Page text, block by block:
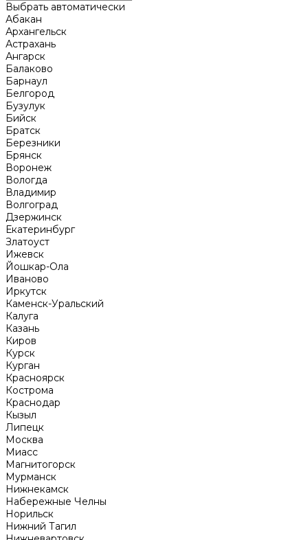
Выбрать автоматически
Абакан
Архангельск
Астрахань
Ангарск
Балаково
Барнаул
Белгород
Бузулук
Бийск
Братск
Березники
Брянск
Воронеж
Вологда
Владимир
Волгоград
Дзержинск
Екатеринбург
Златоуст
Ижевск
Йошкар-Ола
Иваново
Иркутск
Каменск-Уральский
Калуга
Казань
Киров
Курск
Курган
Красноярск
Кострома
Краснодар
Кызыл
Липецк
Москва
Миасс
Магнитогорск
Мурманск
Нижнекамск
Набережные Челны
Норильск
Нижний Тагил